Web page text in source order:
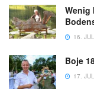
Wenig
16.
Boje
17.